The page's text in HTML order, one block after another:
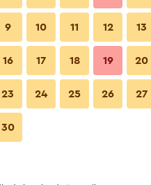
9 10 11 12 13
16 17 18 19 20
23 24 25 26 27
30